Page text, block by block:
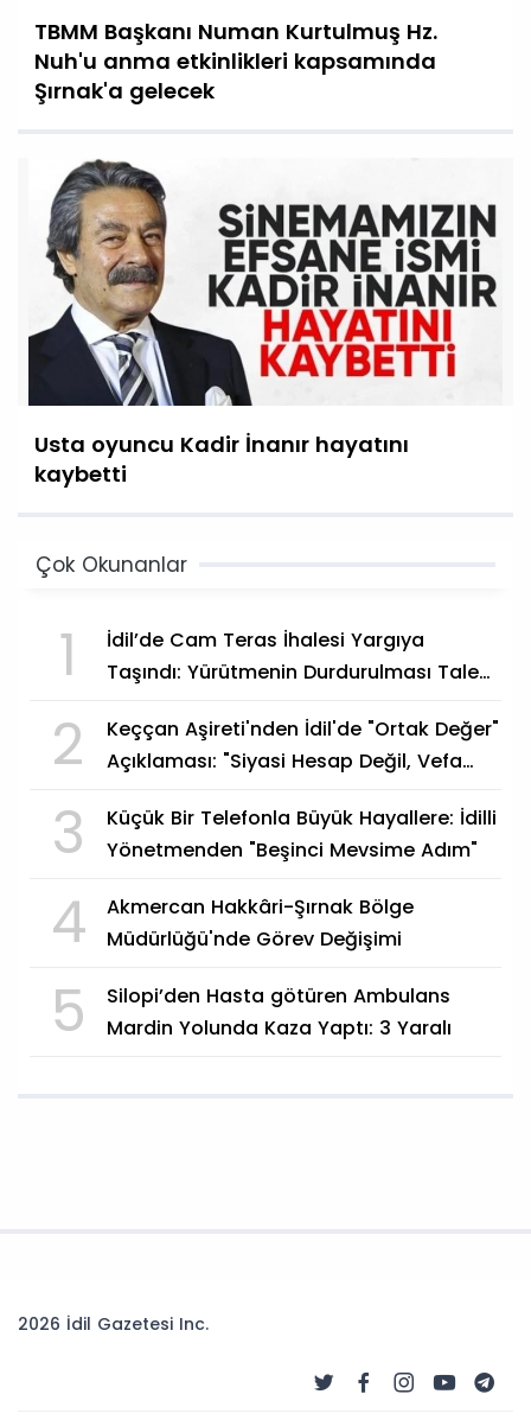
TBMM Başkanı Numan Kurtulmuş Hz.
Nuh'u anma etkinlikleri kapsamında
Şırnak'a gelecek
Usta oyuncu Kadir İnanır hayatını
kaybetti
Çok Okunanlar
1
İdil’de Cam Teras İhalesi Yargıya
Taşındı: Yürütmenin Durdurulması Talep
2
Keççan Aşireti'nden İdil'de "Ortak Değer"
Açıklaması: "Siyasi Hesap Değil, Vefa
3
Küçük Bir Telefonla Büyük Hayallere: İdilli
Yönetmenden "Beşinci Mevsime Adım"
4
Akmercan Hakkâri-Şırnak Bölge
Müdürlüğü'nde Görev Değişimi
5
Silopi’den Hasta götüren Ambulans
Mardin Yolunda Kaza Yaptı: 3 Yaralı
2026 İdil Gazetesi Inc.